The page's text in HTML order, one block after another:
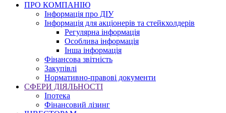
ПРО КОМПАНІЮ
Інформація про ДІУ
Інформація для акціонерів та стейкхолдерів
Регулярна інформація
Особлива інформація
Інша інформація
Фінансова звітність
Закупівлі
Нормативно-правові документи
СФЕРИ ДІЯЛЬНОСТІ
Іпотека
Фінансовий лізинг